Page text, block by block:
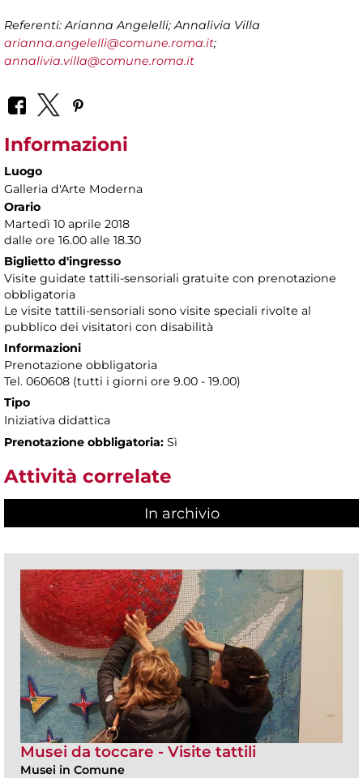
Referenti: Arianna Angelelli; Annalivia Villa
arianna.angelelli@comune.roma.it;
annalivia.villa@comune.roma.it
Informazioni
Luogo
Galleria d'Arte Moderna
Orario
Martedì 10 aprile 2018
dalle ore 16.00 alle 18.30
Biglietto d'ingresso
Visite guidate tattili-sensoriali gratuite con prenotazione
obbligatoria
Le visite tattili-sensoriali sono visite speciali rivolte al
pubblico dei visitatori con disabilità
Informazioni
Prenotazione obbligatoria
Tel. 060608 (tutti i giorni ore 9.00 - 19.00)
Tipo
Iniziativa didattica
Prenotazione obbligatoria: Sì
Attività correlate
In archivio
Musei da toccare - Visite tattili
Musei in Comune